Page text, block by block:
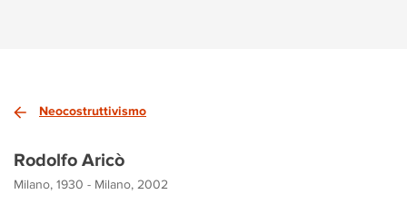
Neocostruttivismo
Rodolfo Aricò
Milano, 1930 - Milano, 2002